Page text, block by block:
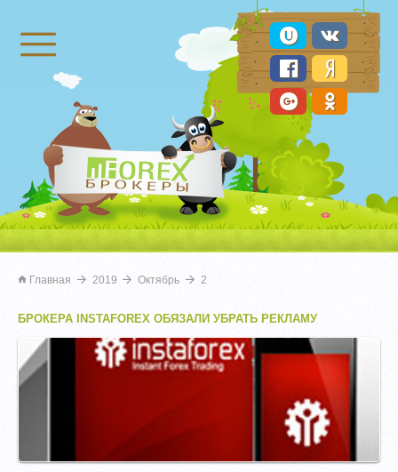
Брокеры Форекс
Главная 2019 Октябрь 2
БРОКЕРА INSTAFOREX ОБЯЗАЛИ УБРАТЬ РЕКЛАМУ